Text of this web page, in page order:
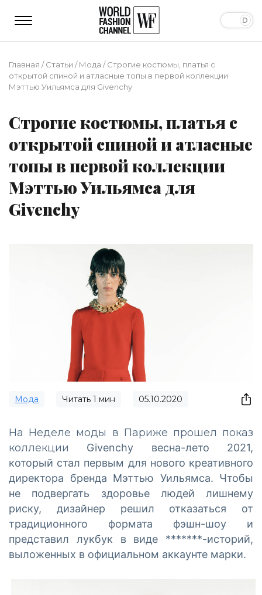
Главная /Статьи /Мода /Строгие костюмы, платья с
открытой спиной и атласные топы в первой коллекции
Мэттью Уильямса для Givenchy
Строгие костюмы, платья с
открытой спиной и атласные
топы в первой коллекции
Мэттью Уильямса для
Givenchy
Мода Читать 1 мин 05.10.2020
На Неделе моды в Париже прошел показ
коллекции Givenchy весна-лето 2021,
который стал первым для нового креативного
директора бренда Мэттью Уильямса. Чтобы
не подвергать здоровье людей лишнему
риску, дизайнер решил отказаться от
традиционного формата фэшн-шоу и
представил лукбук в виде *******-историй,
выложенных в официальном аккаунте марки.